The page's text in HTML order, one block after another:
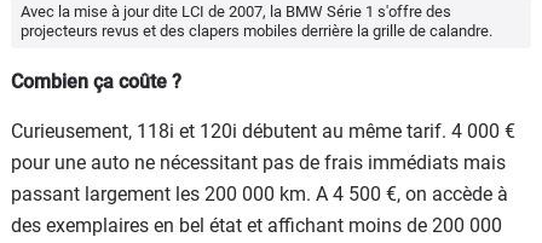
Avec la mise à jour dite LCI de 2007, la BMW Série 1 s'offre des
projecteurs revus et des clapers mobiles derrière la grille de calandre.
Combien ça coûte ?
Curieusement, 118i et 120i débutent au même tarif. 4 000 €
pour une auto ne nécessitant pas de frais immédiats mais
passant largement les 200 000 km. A 4 500 €, on accède à
des exemplaires en bel état et affichant moins de 200 000